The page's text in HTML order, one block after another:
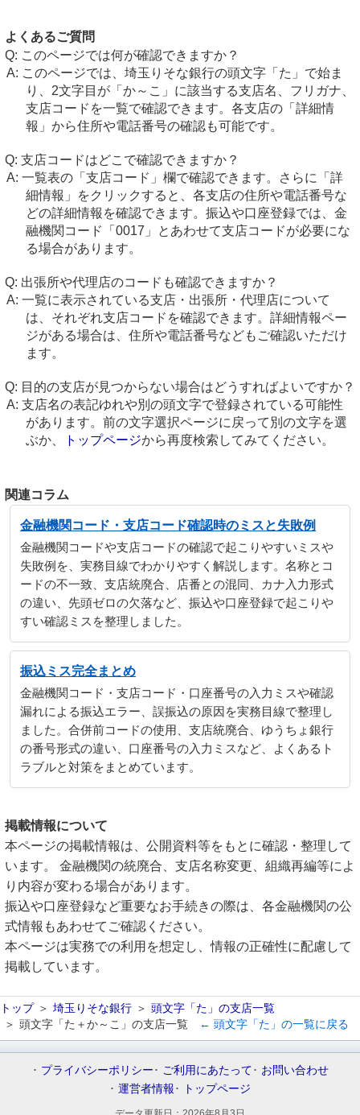
よくあるご質問
このページでは何が確認できますか？
このページでは、埼玉りそな銀行の頭文字「た」で始ま
り、2文字目が「か～こ」に該当する支店名、フリガナ、
支店コードを一覧で確認できます。各支店の「詳細情
報」から住所や電話番号の確認も可能です。
支店コードはどこで確認できますか？
一覧表の「支店コード」欄で確認できます。さらに「詳
細情報」をクリックすると、各支店の住所や電話番号な
どの詳細情報を確認できます。振込や口座登録では、金
融機関コード「0017」とあわせて支店コードが必要にな
る場合があります。
出張所や代理店のコードも確認できますか？
一覧に表示されている支店・出張所・代理店について
は、それぞれ支店コードを確認できます。詳細情報ペー
ジがある場合は、住所や電話番号などもご確認いただけ
ます。
目的の支店が見つからない場合はどうすればよいですか？
支店名の表記ゆれや別の頭文字で登録されている可能性
があります。前の文字選択ページに戻って別の文字を選
ぶか、
トップページから再度検索してみてください。
関連コラム
金融機関コード・支店コード確認時のミスと失敗例
金融機関コードや支店コードの確認で起こりやすいミスや
失敗例を、実務目線でわかりやすく解説します。名称とコ
ードの不一致、支店統廃合、店番との混同、カナ入力形式
の違い、先頭ゼロの欠落など、振込や口座登録で起こりや
すい確認ミスを整理しました。
振込ミス完全まとめ
金融機関コード・支店コード・口座番号の入力ミスや確認
漏れによる振込エラー、誤振込の原因を実務目線で整理し
ました。合併前コードの使用、支店統廃合、ゆうちょ銀行
の番号形式の違い、口座番号の入力ミスなど、よくあるト
ラブルと対策をまとめています。
掲載情報について
本ページの掲載情報は、公開資料等をもとに確認・整理して
います。 金融機関の統廃合、支店名称変更、組織再編等によ
り内容が変わる場合があります。
振込や口座登録など重要なお手続きの際は、各金融機関の公
式情報もあわせてご確認ください。
本ページは実務での利用を想定し、情報の正確性に配慮して
掲載しています。
トップ 埼玉りそな銀行
頭文字「た」の支店一覧
頭文字「た＋か～こ」の支店一覧
← 頭文字「た」の一覧に戻る
プライバシーポリシー ご利用にあたって
お問い合わせ
運営者情報
トップページ